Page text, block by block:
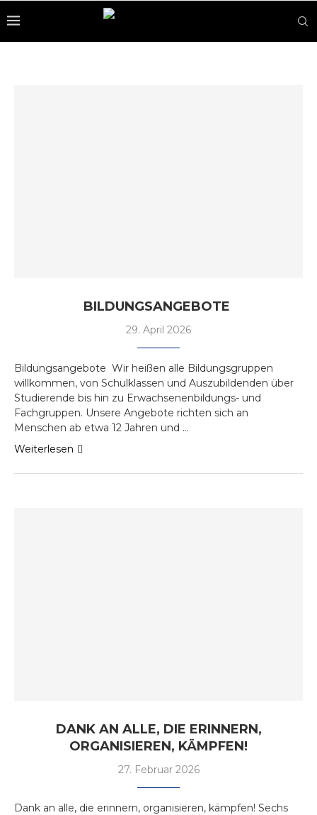
BILDUNGSANGEBOTE
29. April 2026
Bildungsangebote Wir heißen alle Bildungsgruppen
willkommen, von Schulklassen und Auszubildenden über
Studierende bis hin zu Erwachsenenbildungs- und
Fachgruppen. Unsere Angebote richten sich an
Menschen ab etwa 12 Jahren und …
Weiterlesen
DANK AN ALLE, DIE ERINNERN,
ORGANISIEREN, KÄMPFEN!
27. Februar 2026
Dank an alle, die erinnern, organisieren, kämpfen! Sechs